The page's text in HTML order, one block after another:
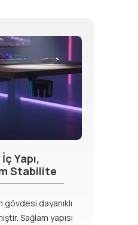
Yapı,
Stabilite
gövdesi dayanıklı
Sağlam yapısı